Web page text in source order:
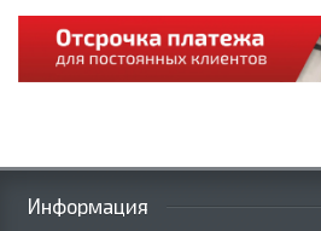
Информация